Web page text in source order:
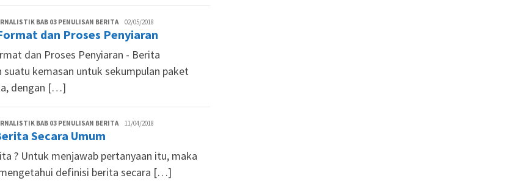
BAB 03 PENULISAN BERITALutfi
Aminuddin
02/05/2018
dan Proses Penyiaran
dan Proses Penyiaran - Berita
suatu kemasan untuk sekumpulan paket
dengan […]
BAB 03 PENULISAN BERITALutfi11/04/2018
Secara Umum
? Untuk menjawab pertanyaan itu, maka
definisi berita secara […]